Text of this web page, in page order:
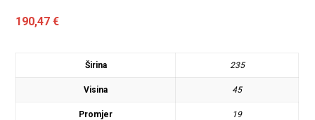
190,47€
Širina 235
Visina 45
Promjer 19